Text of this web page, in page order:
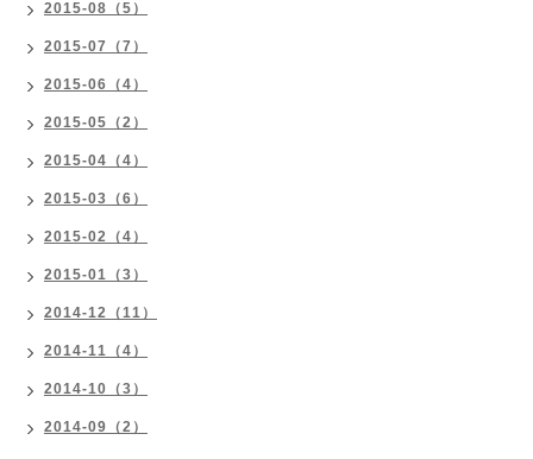
2015-08（5）
2015-07（7）
2015-06（4）
2015-05（2）
2015-04（4）
2015-03（6）
2015-02（4）
2015-01（3）
2014-12（11）
2014-11（4）
2014-10（3）
2014-09（2）